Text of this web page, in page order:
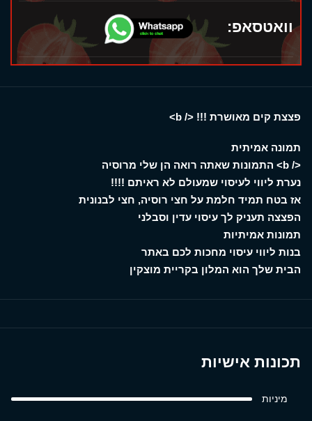
וואטסאפ:
פצצת קים מאושרת !!! </ b>
תמונה אמיתית
</ b> התמונות שאתה רואה הן שלי מרוסיה
נערת ליווי לעיסוי שמעולם לא ראיתם !!!!
אז בטח תמיד חלמת על חצי רוסיה, חצי לבנונית
הפצצה תעניק לך עיסוי עדין וסבלני
תמונות אמיתיות
בנות ליווי עיסוי מחכות לכם באתר
הבית שלך הוא המלון בקריית מוצקין
תכונות אישיות
מיניות